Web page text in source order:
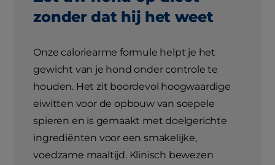
zonder dat hij het weet
Onze caloriearme formule helpt je het
gewicht van je hond onder controle te
houden. Het zit boordevol hoogwaardige
eiwitten voor de opbouw van soepele
spieren en is gemaakt met doelgerichte
ingrediënten voor een smakelijke,
voedzame maaltijd. Klinisch bewezen